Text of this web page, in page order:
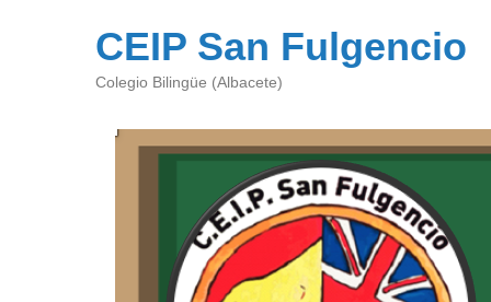
CEIP San Fulgencio
Colegio Bilingüe (Albacete)